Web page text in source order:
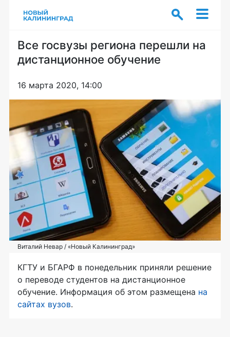
Все госвузы региона перешли на
дистанционное обучение
16 марта 2020, 14:00
Виталий Невар / «Новый Калининград»
КГТУ и БГАРФ в понедельник приняли решение
о переводе студентов на дистанционное
обучение. Информация об этом размещена на
сайтах вузов.